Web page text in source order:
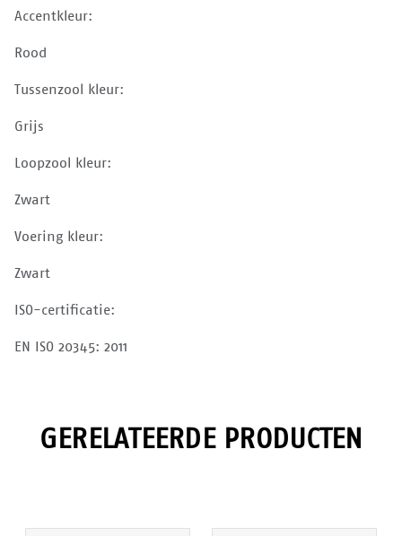
Accentkleur:
Rood
Tussenzool kleur:
Grijs
Loopzool kleur:
Zwart
Voering kleur:
Zwart
ISO-certificatie:
EN ISO 20345: 2011
GERELATEERDE PRODUCTEN